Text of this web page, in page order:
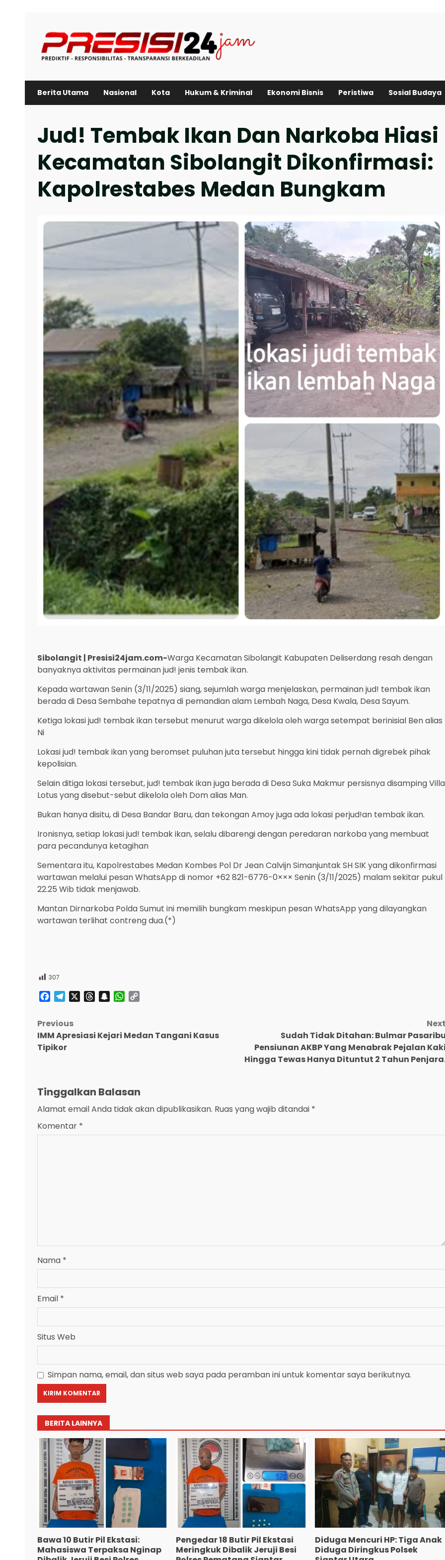
content
Berita Utama Nasional Kota Hukum & Kriminal Ekonomi Bisnis Peristiwa Sosial Budaya
Jud! Tembak Ikan Dan Narkoba Hiasi
Kecamatan Sibolangit Dikonfirmasi:
Kapolrestabes Medan Bungkam
Sibolangit | Presisi24jam.com-Warga Kecamatan Sibolangit Kabupaten Deliserdang resah dengan
banyaknya aktivitas permainan jud! jenis tembak ikan.
Kepada wartawan Senin (3/11/2025) siang, sejumlah warga menjelaskan, permainan jud! tembak ikan
berada di Desa Sembahe tepatnya di pemandian alam Lembah Naga, Desa Kwala, Desa Sayum.
Ketiga lokasi jud! tembak ikan tersebut menurut warga dikelola oleh warga setempat berinisial Ben alias
Ni
Lokasi jud! tembak ikan yang beromset puluhan juta tersebut hingga kini tidak pernah digrebek pihak
kepolisian.
Selain ditiga lokasi tersebut, jud! tembak ikan juga berada di Desa Suka Makmur persisnya disamping Villa
Lotus yang disebut-sebut dikelola oleh Dom alias Man.
Bukan hanya disitu, di Desa Bandar Baru, dan tekongan Amoy juga ada lokasi perjud!an tembak ikan.
Ironisnya, setiap lokasi jud! tembak ikan, selalu dibarengi dengan peredaran narkoba yang membuat
para pecandunya ketagihan
Sementara itu, Kapolrestabes Medan Kombes Pol Dr Jean Calvijn Simanjuntak SH SIK yang dikonfirmasi
wartawan melalui pesan WhatsApp di nomor +62 821-6776-0××× Senin (3/11/2025) malam sekitar pukul
22.25 Wib tidak menjawab.
Mantan Dirnarkoba Polda Sumut ini memilih bungkam meskipun pesan WhatsApp yang dilayangkan
wartawan terlihat contreng dua.(*)
307
Facebook
Telegram
X ThreadsSnapchatWhatsApp
Post
navigation
Previous
IMM Apresiasi Kejari Medan Tangani Kasus
Tipikor
Next
Sudah Tidak Ditahan: Bulmar Pasaribu
Pensiunan AKBP Yang Menabrak Pejalan Kaki
Hingga Tewas Hanya Dituntut 2 Tahun
Tinggalkan Balasan
Alamat email Anda tidak akan dipublikasikan. Ruas yang wajib ditandai *
Komentar *
Nama *
Email *
Situs Web
Simpan nama, email, dan situs web saya pada peramban ini untuk komentar saya berikutnya.
BERITA LAINNYA
Bawa 10 Butir Pil Ekstasi:
Mahasiswa Terpaksa Nginap
Pengedar 18 Butir Pil Ekstasi
Meringkuk Dibalik Jeruji Besi
Diduga Mencuri HP: Tiga Anak
Diduga Diringkus Polsek